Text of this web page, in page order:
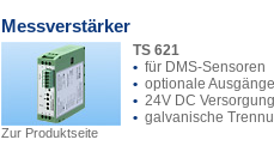
Messverstärker
Zur Produktseite
TS 621
• für DMS-Sensoren
• optionale Ausgänge
• 24V DC Versorgung
• galvanische